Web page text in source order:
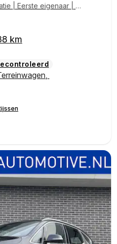
| Eerste eigenaar | D
km
,